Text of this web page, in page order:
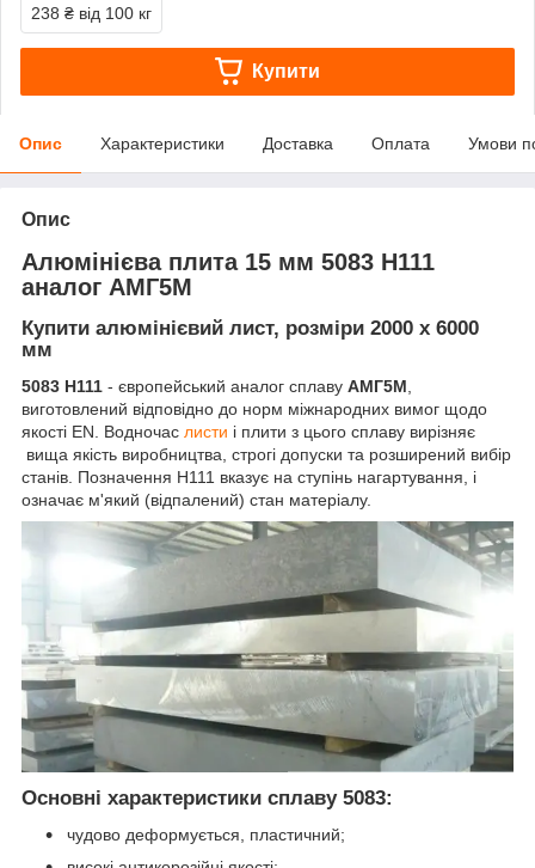
238 ₴ від 100 кг
Купити
Опис Характеристики Доставка Оплата Умови
Опис
Алюмінієва плита 15 мм 5083 Н111
аналог АМГ5М
Купити алюмінієвий лист, розміри 2000 х 6000
мм
5083 Н111 - європейський аналог сплаву АМГ5М,
виготовлений відповідно до норм міжнародних вимог щодо
якості EN. Водночас листи і плити з цього сплаву вирізняє
вища якість виробництва, строгі допуски та розширений вибір
станів. Позначення Н111 вказує на ступінь нагартування, і
означає м'який (відпалений) стан матеріалу.
Основні характеристики сплаву 5083:
чудово деформується, пластичний;